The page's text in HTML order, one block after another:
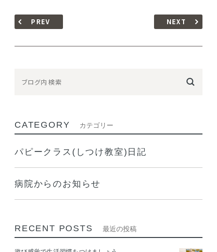
PREV NEXT
CATEGORY カテゴリー
パピークラス(しつけ教室)日記
病院からのお知らせ
RECENT POSTS 最近の投稿